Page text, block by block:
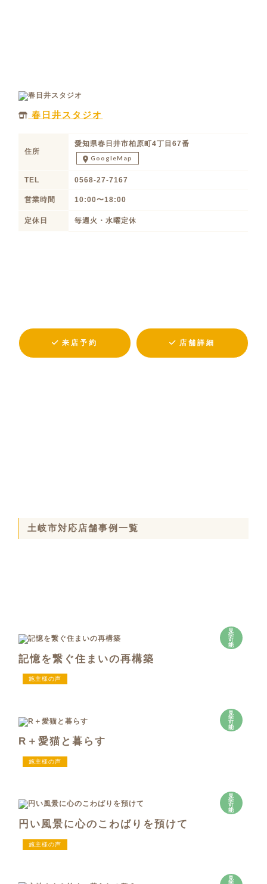
春日井スタジオ
住所
愛知県春日井市柏原町4丁目67番
GoogleMap
TEL 0568-27-7167
営業時間 10:00〜18:00
定休日 毎週火・水曜定休
来店予約 店舗詳細
土岐市対応店舗事例一覧
見
学
可
能
記憶を繋ぐ住まいの再構築
施主様の声
見
学
可
能
R＋愛猫と暮らす
施主様の声
見
学
可
能
円い風景に心のこわばりを預けて
施主様の声
見